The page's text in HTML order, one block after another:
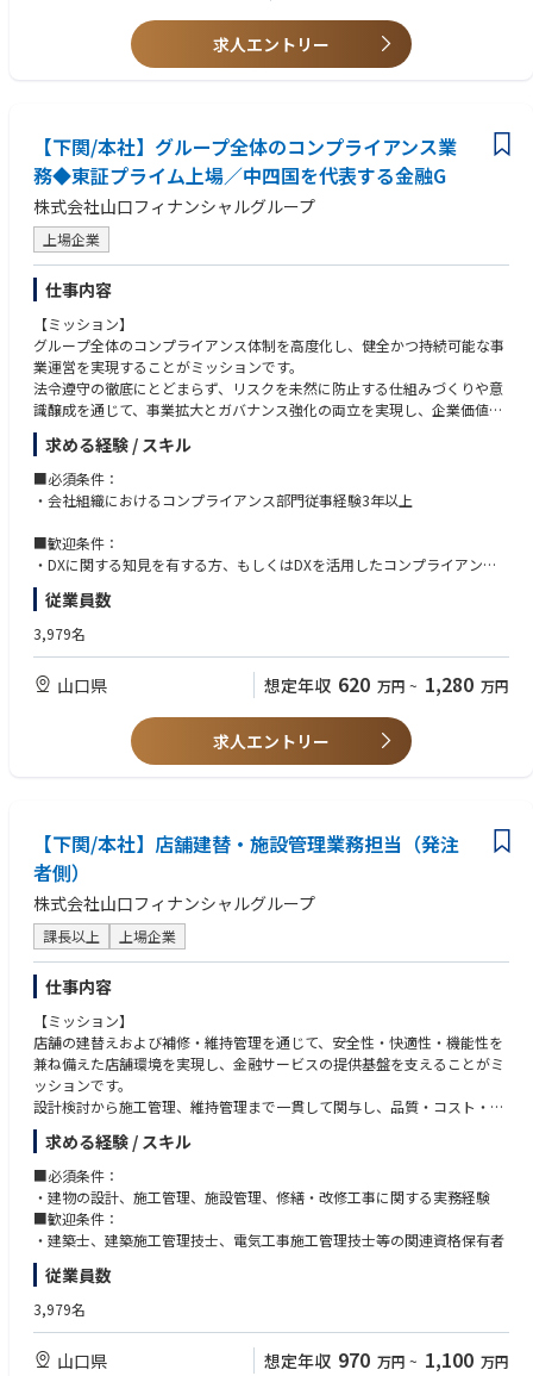
求人エントリー
【下関/本社】グループ全体のコンプライアンス業
務◆東証プライム上場／中四国を代表する金融G
株式会社山口フィナンシャルグループ
上場企業
仕事内容
【ミッション】
グループ全体のコンプライアンス体制を高度化し、健全かつ持続可能な事
業運営を実現することがミッションです。
法令遵守の徹底にとどまらず、リスクを未然に防止する仕組みづくりや意
識醸成を通じて、事業拡大とガバナンス強化の両立を実現し、企業価値向
上に貢献していただきます。
【業務内容】
1）グループ全体のコンプライアンス態勢の充実に向けた施策の企画・実
2）営業店、本部、グループ会社に対する臨店モニタリング等の管理業務
3）コンプライアンスの浸透に向けた社内教育、啓蒙活動
【やりがい】
・グループ全体に影響を与えるガバナンス機能
銀行・証券・コンサル・投資など多様な事業を横断し、グループ全体の健
全性・信頼性を支える重要な役割を担えます。
非金融分野への拡大という変革フェーズにおいて、新たなリスクに対応し
ながら最適な統制を設計・運用する経験が得られます。
・長期的に活かせるガバナンススキル
金融・非金融双方に通用するコンプライアンス・内部統制の専門性を高
め、安定したキャリア形成につなげることが可能です。
求める経験 / スキル
■必須条件：
・会社組織におけるコンプライアンス部門従事経験3年以上
■歓迎条件：
・DXに関する知見を有する方、もしくはDXを活用したコンプライアンス
態勢構築にかかる取組実績がある方
・法務系公的資格を有しており、グループ各社のコンプライアンス、各種
規程、関連諸規程の整備を網羅的に行うことができる方
従業員数
3,979名
山口県 想定年収 620 万円 ~ 1,280 万円
求人エントリー
【下関/本社】店舗建替・施設管理業務担当（発注
者側）
株式会社山口フィナンシャルグループ
課長以上 上場企業
仕事内容
【ミッション】
店舗の建替えおよび補修・維持管理を通じて、安全性・快適性・機能性を
兼ね備えた店舗環境を実現し、金融サービスの提供基盤を支えることがミ
ッションです。
設計検討から施工管理、維持管理まで一貫して関与し、品質・コスト・ス
ケジュールの最適化を図ることで、グループ全体の資産価値向上と安定運
営に貢献していただきます。
【業務内容】
（1）本店・支店の建替えにかかる設計検討および業者との協議
本店・支店建替えに関する基本計画・設計内容の検討
設計事務所、施工業者等との打合せ・調整業務
（2）店舗補修計画の策定および補修進捗管理
既存店舗における補修・改修計画の立案
補修工事の進捗・品質・コスト管理
老朽化箇所や利用状況を踏まえた中長期的な補修計画の検討
※設計・施工を直接担う立場ではなく、発注者側として専門性を発揮しな
求める経験 / スキル
■必須条件：
・建物の設計、施工管理、施設管理、修繕・改修工事に関する実務経験
■歓迎条件：
・建築士、建築施工管理技士、電気工事施工管理技士等の関連資格保有者
従業員数
3,979名
山口県 想定年収 970 万円 ~ 1,100 万円